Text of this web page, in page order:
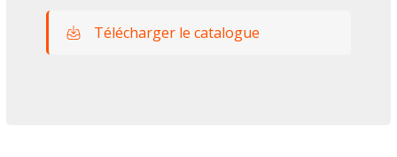
Télécharger le catalogue